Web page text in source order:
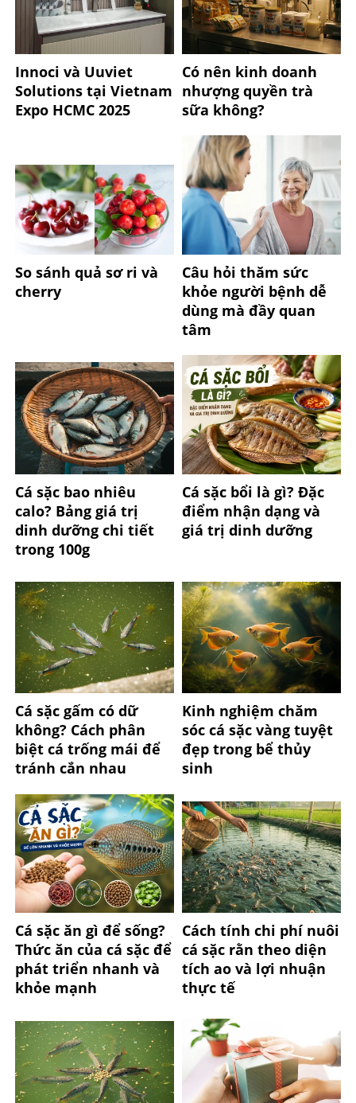
Innoci và Uuviet
Solutions tại Vietnam
Expo HCMC 2025
Có nên kinh doanh
nhượng quyền trà
sữa không?
So sánh quả sơ ri và
cherry
Câu hỏi thăm sức
khỏe người bệnh dễ
dùng mà đầy quan
tâm
Cá sặc bao nhiêu
calo? Bảng giá trị
dinh dưỡng chi tiết
trong 100g
Cá sặc bổi là gì? Đặc
điểm nhận dạng và
giá trị dinh dưỡng
Cá sặc gấm có dữ
không? Cách phân
biệt cá trống mái để
tránh cắn nhau
Kinh nghiệm chăm
sóc cá sặc vàng tuyệt
đẹp trong bể thủy
sinh
Cá sặc ăn gì để sống?
Thức ăn của cá sặc để
phát triển nhanh và
khỏe mạnh
Cách tính chi phí nuôi
cá sặc rằn theo diện
tích ao và lợi nhuận
thực tế